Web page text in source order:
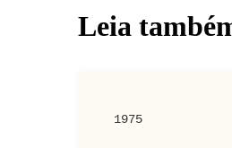
Leia
1975